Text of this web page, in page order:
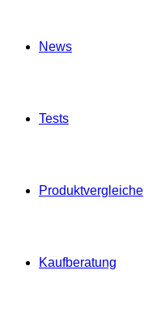
News
Tests
Produktvergleiche
Kaufberatung